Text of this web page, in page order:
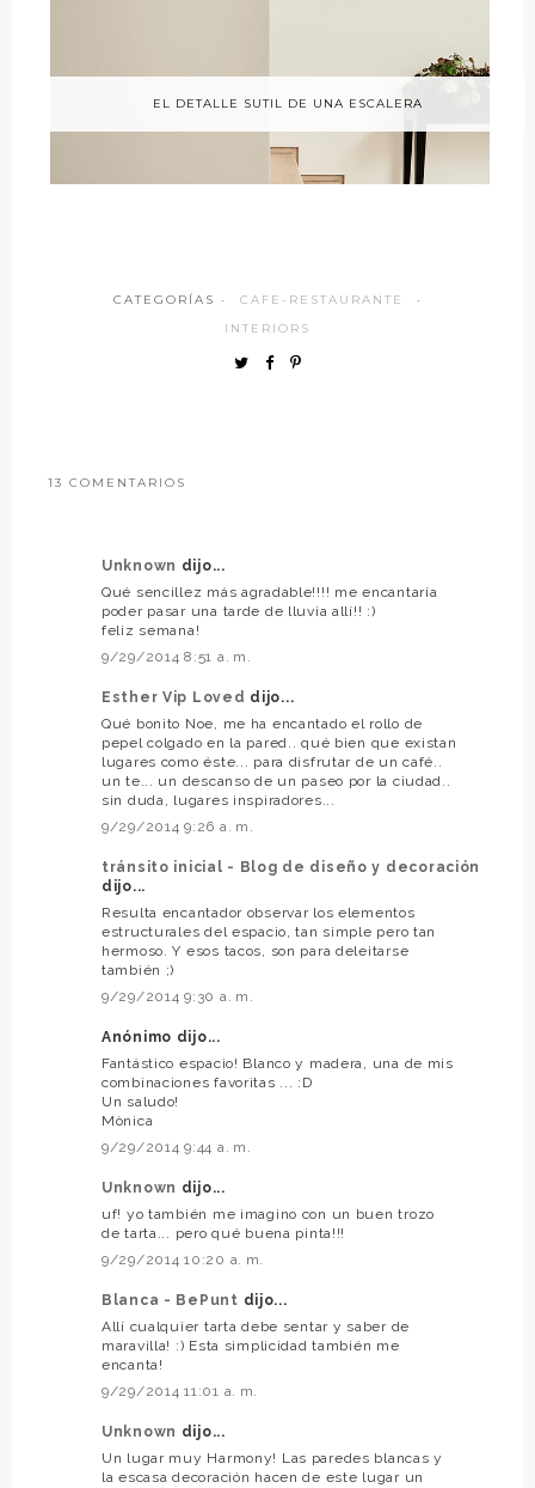
EL DETALLE SUTIL DE UNA ESCALERA
CATEGORÍAS · CAFE-RESTAURANTE
·
INTERIORS
13 COMENTARIOS
Unknown dijo...
Qué sencillez más agradable!!!! me encantaría
poder pasar una tarde de lluvia allí!! :)
feliz semana!
9/29/2014 8:51 a. m.
Esther Vip Loved dijo...
Qué bonito Noe, me ha encantado el rollo de
pepel colgado en la pared.. qué bien que existan
lugares como éste... para disfrutar de un café..
un te... un descanso de un paseo por la ciudad..
sin duda, lugares inspiradores...
9/29/2014 9:26 a. m.
tránsito inicial - Blog de diseño y decoración
dijo...
Resulta encantador observar los elementos
estructurales del espacio, tan simple pero tan
hermoso. Y esos tacos, son para deleitarse
también ;)
9/29/2014 9:30 a. m.
Anónimo dijo...
Fantástico espacio! Blanco y madera, una de mis
combinaciones favoritas ... :D
Un saludo!
Mònica
9/29/2014 9:44 a. m.
Unknown dijo...
uf! yo también me imagino con un buen trozo
de tarta... pero qué buena pinta!!!
9/29/2014 10:20 a. m.
Blanca - BePunt dijo...
Allí cualquier tarta debe sentar y saber de
maravilla! :) Esta simplicidad también me
encanta!
9/29/2014 11:01 a. m.
Unknown dijo...
Un lugar muy Harmony! Las paredes blancas y
la escasa decoración hacen de este lugar un